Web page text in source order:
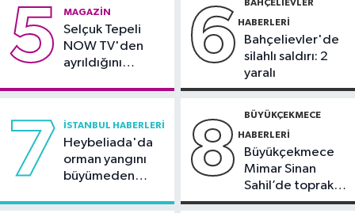
Yelken Yarışları'nda ilk günün
sonuçları belli oldu
5 MAGAZIN
Selçuk Tepeli
NOW TV'den
ayrıldığını
6 BAHÇELIEVLER
HABERLERI
Bahçelievler'de
silahlı saldırı: 2
yaralı
7 İSTANBUL HABERLERI
Heybeliada'da
orman yangını
büyümeden
8 BÜYÜKÇEKMECE
HABERLERI
Büyükçekmece
Mimar Sinan
Sahil’de toprak
kayması